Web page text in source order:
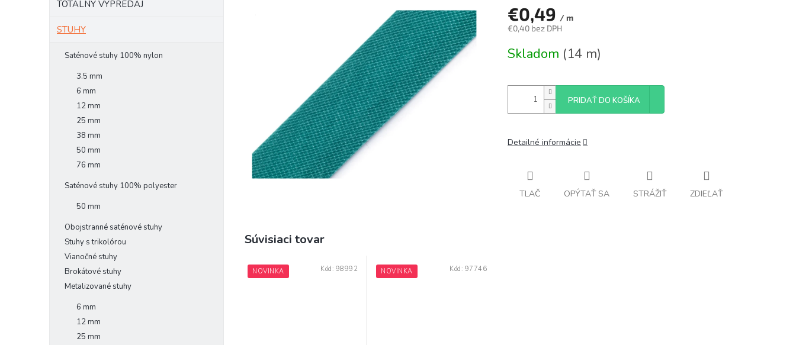
TOTÁLNY VÝPREDAJ
STUHY
Saténové stuhy 100% nylon
3.5 mm
6 mm
12 mm
25 mm
38 mm
50 mm
76 mm
Saténové stuhy 100% polyester
50 mm
Obojstranné saténové stuhy
Stuhy s trikolórou
Vianočné stuhy
Brokátové stuhy
Metalizované stuhy
6 mm
12 mm
25 mm
€0,49 / m
€0,40 bez DPH
cena:
Skladom (14 m)
PRIDAŤ DO KOŠÍKA
Detailné informácie
TLAČ OPÝTAŤ SA STRÁŽIŤ ZDIEĽAŤ
Súvisiaci tovar
NOVINKA Kód: 98992 NOVINKA Kód: 97746